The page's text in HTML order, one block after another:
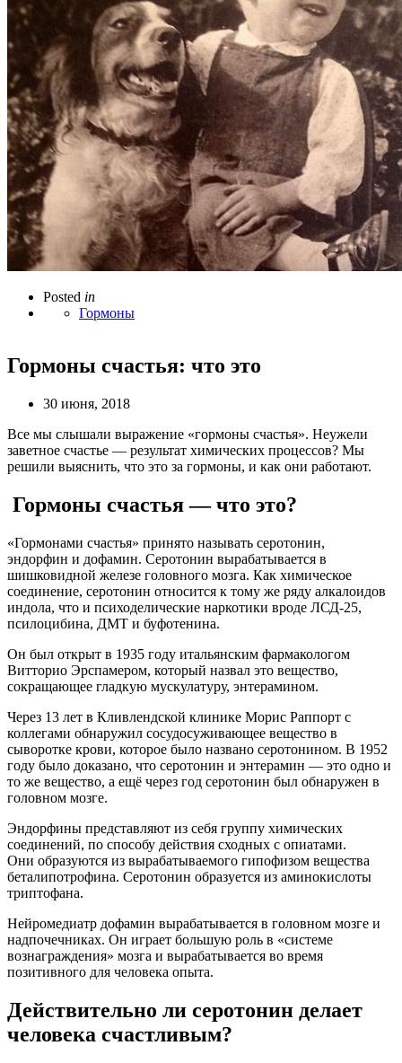
Posted in
Гормоны
Гормоны счастья: что это
30 июня, 2018
Все мы слышали выражение «гормоны счастья». Неужели
заветное счастье — результат химических процессов? Мы
решили выяснить, что это за гормоны, и как они работают.
Гормоны счастья — что это?
«Гормонами счастья» принято называть серотонин,
эндорфин и дофамин. Серотонин вырабатывается в
шишковидной железе головного мозга. Как химическое
соединение, серотонин относится к тому же ряду алкалоидов
индола, что и психоделические наркотики вроде ЛСД-25,
псилоцибина, ДМТ и буфотенина.
Он был открыт в 1935 году итальянским фармакологом
Витторио Эрспамером, который назвал это вещество,
сокращающее гладкую мускулатуру, энтерамином.
Через 13 лет в Кливлендской клинике Морис Раппорт с
коллегами обнаружил сосудосуживающее вещество в
сыворотке крови, которое было названо серотонином. В 1952
году было доказано, что серотонин и энтерамин — это одно и
то же вещество, а ещё через год серотонин был обнаружен в
головном мозге.
Эндорфины представляют из себя группу химических
соединений, по способу действия сходных с опиатами.
Они образуются из вырабатываемого гипофизом вещества
беталипотрофина. Серотонин образуется из аминокислоты
триптофана.
Нейромедиатр дофамин вырабатывается в головном мозге и
надпочечниках. Он играет большую роль в «системе
вознаграждения» мозга и вырабатывается во время
позитивного для человека опыта.
Действительно ли серотонин делает
человека счастливым?